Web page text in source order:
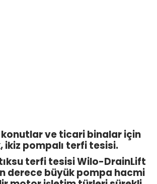
konutlar ve ticari binalar için
ikiz pompalı terfi tesisi.
terfi tesisi Wilo-DrainLift
derece büyük pompa hacmi